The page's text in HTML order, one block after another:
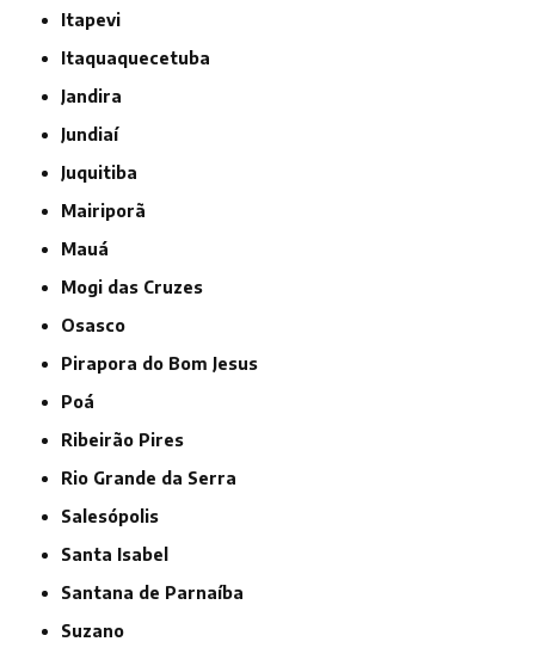
Itapevi
Itaquaquecetuba
Jandira
Jundiaí
Juquitiba
Mairiporã
Mauá
Mogi das Cruzes
Osasco
Pirapora do Bom Jesus
Poá
Ribeirão Pires
Rio Grande da Serra
Salesópolis
Santa Isabel
Santana de Parnaíba
Suzano